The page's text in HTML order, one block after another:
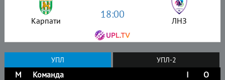
Карпати 18:00 ЛНЗ
УПЛ УПЛ-2
М Команда І
О